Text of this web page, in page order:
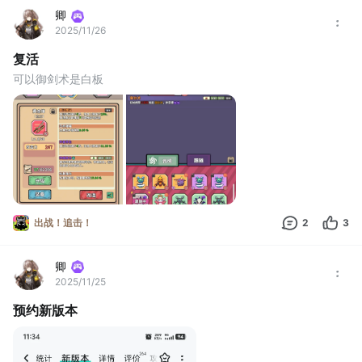
卿
2025/11/26
复活
可以御剑术是白板
出战！追击！ 2 3
卿
2025/11/25
预约新版本